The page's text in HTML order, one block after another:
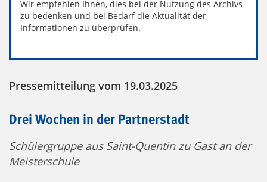
Wir empfehlen Ihnen, dies bei der Nutzung des Archivs
zu bedenken und bei Bedarf die Aktualität der
Informationen zu überprüfen.
Pressemitteilung vom 19.03.2025
Drei Wochen in der Partnerstadt
Schülergruppe aus Saint-Quentin zu Gast an der
Meisterschule